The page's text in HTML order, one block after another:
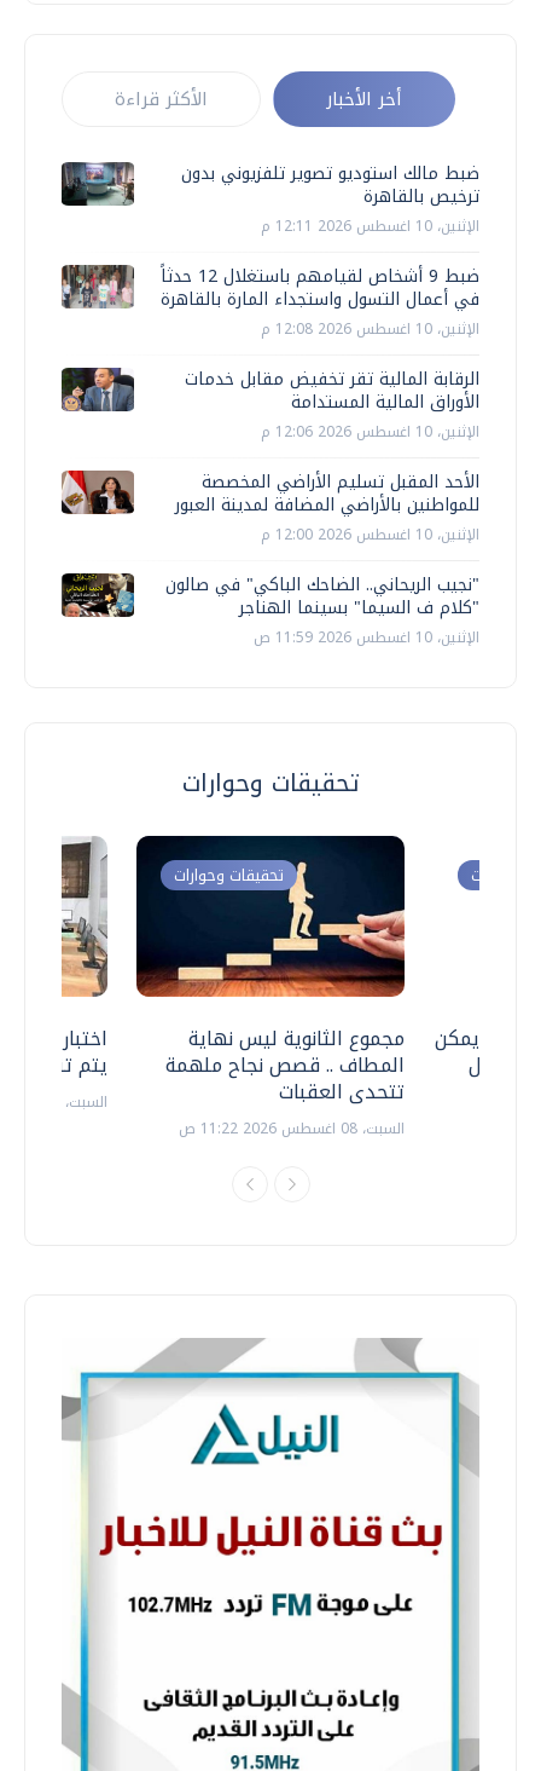
أخر الأخبار الأكثر قراءة
ضبط مالك استوديو تصوير تلفزيوني بدون
ترخيص بالقاهرة
الإثنين، 10 اغسطس 2026 12:11 م
ضبط 9 أشخاص لقيامهم باستغلال 12 حدثاً
في أعمال التسول واستجداء المارة بالقاهرة
الإثنين، 10 اغسطس 2026 12:08 م
الرقابة المالية تقر تخفيض مقابل خدمات
الأوراق المالية المستدامة
الإثنين، 10 اغسطس 2026 12:06 م
الأحد المقبل تسليم الأراضي المخصصة
للمواطنين بالأراضي المضافة لمدينة العبور
الإثنين، 10 اغسطس 2026 12:00 م
"نجيب الريحاني.. الضاحك الباكي" في صالون
"كلام ف السيما" بسينما الهناجر
الإثنين، 10 اغسطس 2026 11:59 ص
تحقيقات وحوارات
اختبارات
يتم
السبت، 18 يوليو 2026 09:22 ص
تحقيقات وحوارات
مجموع الثانوية ليس نهاية
المطاف .. قصص نجاح ملهمة
تتحدى العقبات
السبت، 08 اغسطس 2026 11:22 ص
وحوارات
.. هل يمكن
نتعامل